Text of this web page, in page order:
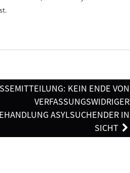
KEIN ENDE VON
VERFASSUNGSWIDRIGER
ASYLSUCHENDER IN
SICHT